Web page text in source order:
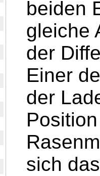
beiden
gleiche
der
Einer
der
sich